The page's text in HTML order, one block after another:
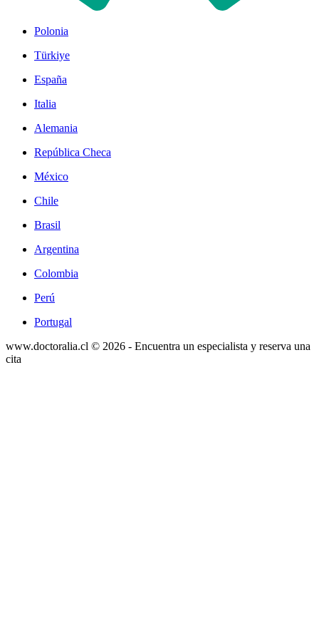
Polonia
Türkiye
España
Italia
Alemania
República Checa
México
Chile
Brasil
Argentina
Colombia
Perú
Portugal
www.doctoralia.cl © 2026 - Encuentra un especialista y reserva una
cita